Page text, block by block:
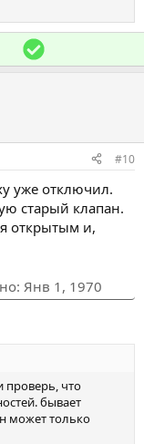
Р
е
н
е
#10
уже отключил.
старый клапан.
открытым и,
Янв 1, 1970
проверь, что
бывает
может только